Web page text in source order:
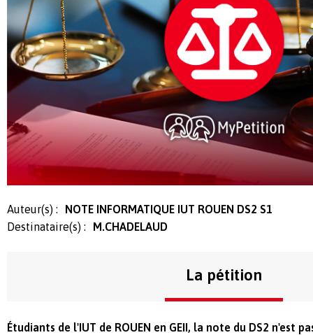
Auteur(s) :
NOTE INFORMATIQUE IUT ROUEN DS2 S1
Destinataire(s) :
M.CHADELAUD
La pétition
Étudiants de l'IUT de ROUEN en GEII, la note du DS2 n'est